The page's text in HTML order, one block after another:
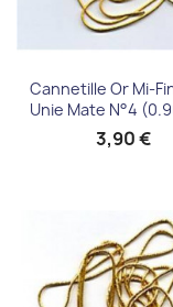
Cannetille Or Mi-
Unie Mate N°4
3,90 €